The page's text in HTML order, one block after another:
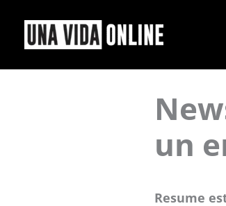
contenido
un
Resume